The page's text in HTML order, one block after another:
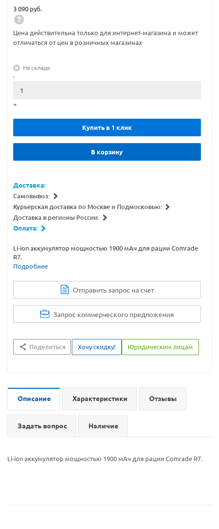
3 090 руб.
Цена действительна только для интернет-магазина и может
отличаться от цен в розничных магазинах
На складе
-
+
Купить в 1 клик
В корзину
Доставка:
Самовывоз:
Курьерская доставка по Москве и Подмосковью:
Доставка в регионы России:
Оплата:
Li-ion аккумулятор мощностью 1900 мАч для рации Comrade
R7.
Подробнее
Отправить запрос на счет
Запрос коммерческого предложения
Поделиться Хочу скидку! Юридическим лицам
Описание Характеристики Отзывы
Задать вопрос Наличие
Li-ion аккумулятор мощностью 1900 мАч для рации Comrade R7.